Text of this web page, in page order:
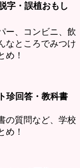
字・誤植おもし
ー、コンビニ、飲
なところでみつけ
め！
珍回答・教科書
の質問など、学校
め！